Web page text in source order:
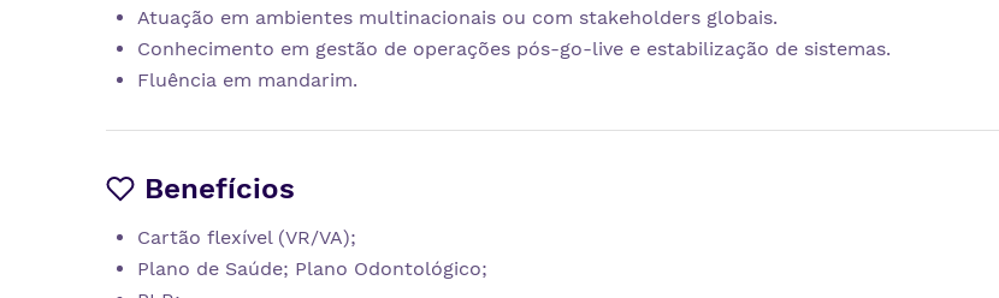
Atuação em ambientes multinacionais ou com stakeholders globais.
Conhecimento em gestão de operações pós-go-live e estabilização de sistemas.
Fluência em mandarim.
Benefícios
Cartão flexível (VR/VA);
Plano de Saúde; Plano Odontológico;